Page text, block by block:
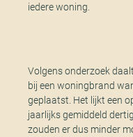
iedere woning.
Volgens onderzoek
bij een woningbrand
geplaatst. Het lijkt een
jaarlijks gemiddeld
zouden er dus minder